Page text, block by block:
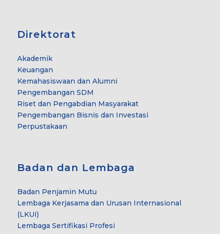
Direktorat
Akademik
Keuangan
Kemahasiswaan dan Alumni
Pengembangan SDM
Riset dan Pengabdian Masyarakat
Pengembangan Bisnis dan Investasi
Perpustakaan
Badan dan Lembaga
Badan Penjamin Mutu
Lembaga Kerjasama dan Urusan Internasional
(LKUI)
Lembaga Sertifikasi Profesi